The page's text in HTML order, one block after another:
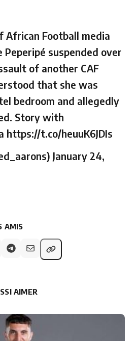
African Football media
Peperipé suspended over
of another CAF
that she was
bedroom and allegedly
Story with
https://t.co/heuuK6JDIs
January 24,
AMIS
AIMER